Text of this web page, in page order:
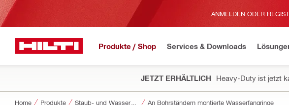
ANMELDEN ODER
Produkte / Shop Services & Downloads
JETZT ERHÄLTLICH Heavy-Duty ist jetzt
Home Produkte Staub- und Wassermanagement An Bohrständern montierte Wasserfangringe